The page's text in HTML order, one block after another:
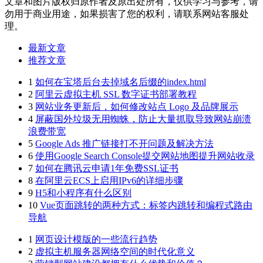
勿用于商业用途，如果损害了您的权利，请联系网站客服处
理。
最新文章
推荐文章
1 如何在宝塔后台去掉域名后缀的index.html
2 阿里云虚拟主机 SSL 数字证书部署教程
3 网站业务更新后，如何修改站点 Logo 及品牌展示
4 屏蔽国外垃圾无用蜘蛛，防止大量抓取导致网站崩溃
浪费带宽
5 Google Ads 推广链接打不开问题及解决方法
6 使用Google Search Console提交网站地图提升网站收录
7 如何在腾讯云申请1年免费SSL证书
8 在阿里云ECS上启用IPv6的详细步骤
9 H5和小程序有什么区别
10 Vue页面跳转的两种方式：标签内跳转和编程式路由
导航
1 网页设计模版的一些流行趋势
2 虚拟主机服务器网络空间的时代化意义